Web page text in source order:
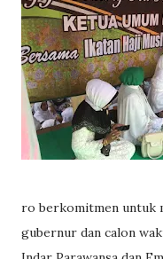
ro berkomitmen untuk
gubernur dan calon